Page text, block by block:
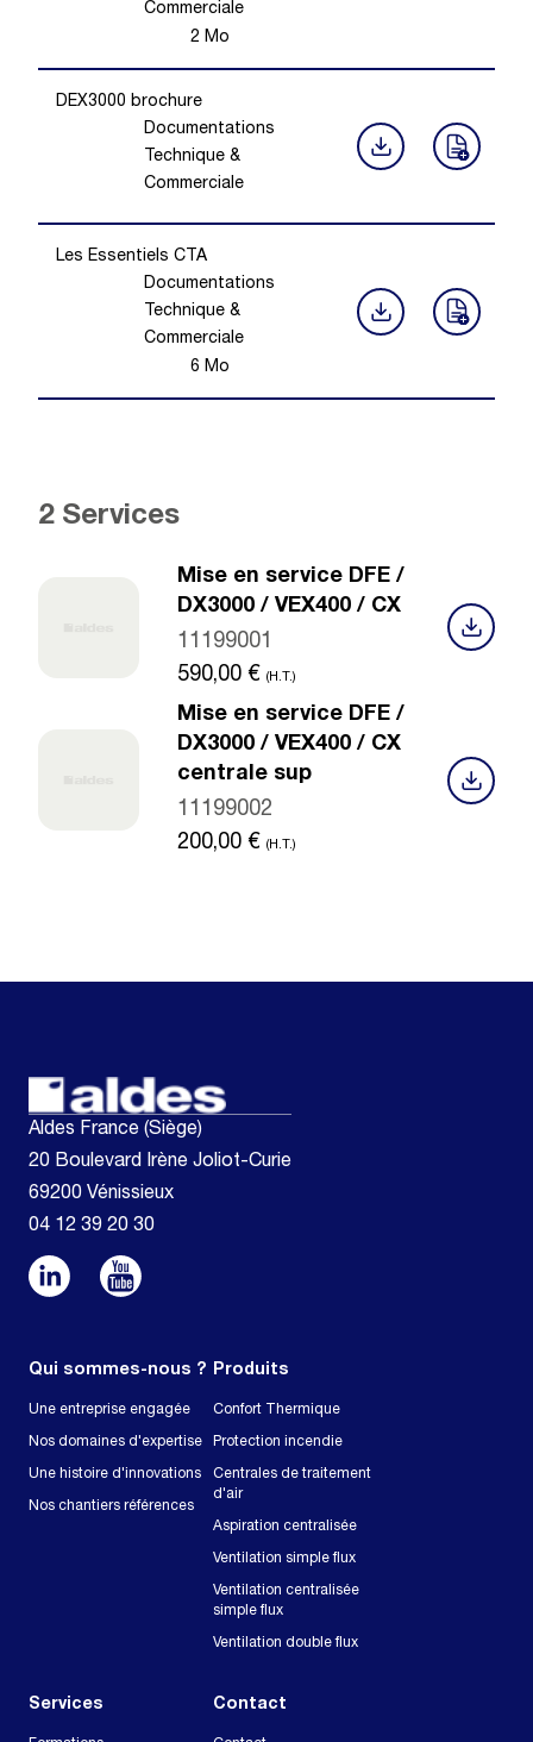
Commerciale
2 Mo
DEX3000 brochure
Documentations
Technique &
Commerciale
Les Essentiels CTA
Documentations
Technique &
Commerciale
6 Mo
2 Services
Mise en service DFE /
DX3000 / VEX400 / CX
11199001
590,00 € (H.T.)
Mise en service DFE /
DX3000 / VEX400 / CX
centrale sup
11199002
200,00 € (H.T.)
Aldes France (Siège)
20 Boulevard Irène Joliot-Curie
69200 Vénissieux
04 12 39 20 30
Qui sommes-nous ?
Une entreprise engagée
Nos domaines d'expertise
Une histoire d'innovations
Nos chantiers références
Produits
Confort Thermique
Protection incendie
Centrales de traitement
d'air
Aspiration centralisée
Ventilation simple flux
Ventilation centralisée
simple flux
Ventilation double flux
Services Contact